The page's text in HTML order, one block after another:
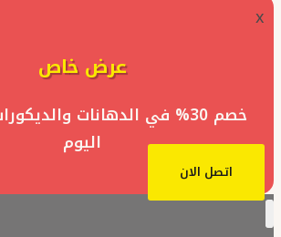
x
عرض خاص
خصم 30% في الدهانات
اليوم
اتصل الان